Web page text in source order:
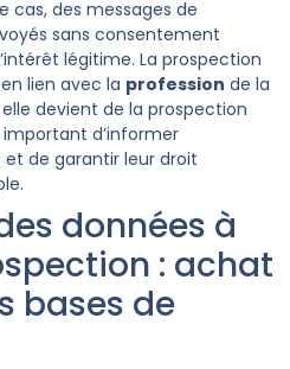
cas, des messages de
sans consentement
légitime. La prospection
lien avec la profession de la
devient de la prospection
important d’informer
de garantir leur droit
données à
: achat
bases de